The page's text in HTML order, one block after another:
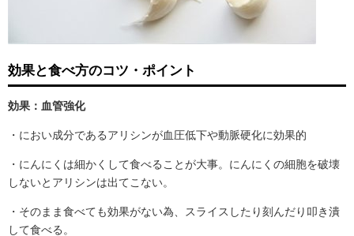
効果と食べ方のコツ・ポイント
効果：血管強化
・におい成分であるアリシンが血圧低下や動脈硬化に効果的
・にんにくは細かくして食べることが大事。にんにくの細胞を破壊
しないとアリシンは出てこない。
・そのまま食べても効果がない為、スライスしたり刻んだり叩き潰
して食べる。